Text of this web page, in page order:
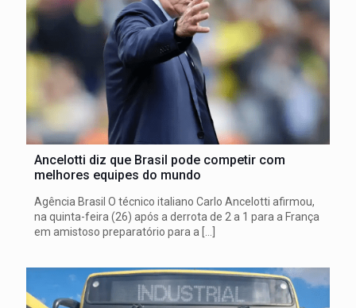
Ancelotti diz que Brasil pode competir com
melhores equipes do mundo
Agência Brasil O técnico italiano Carlo Ancelotti afirmou,
na quinta-feira (26) após a derrota de 2 a 1 para a França
em amistoso preparatório para a